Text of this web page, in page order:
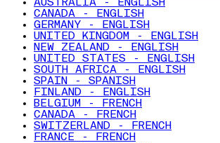
AUSTRALIA - ENGLISH
CANADA - ENGLISH
GERMANY - ENGLISH
UNITED KINGDOM - ENGLISH
NEW ZEALAND - ENGLISH
UNITED STATES - ENGLISH
SOUTH AFRICA - ENGLISH
SPAIN - SPANISH
FINLAND - ENGLISH
BELGIUM - FRENCH
CANADA - FRENCH
SWITZERLAND - FRENCH
FRANCE - FRENCH